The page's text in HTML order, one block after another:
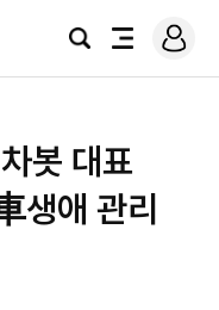
검
전
로
그
봇 대표
생애 관리